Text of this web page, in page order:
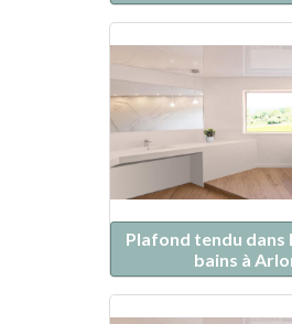
Plafond tendu dans
bains à